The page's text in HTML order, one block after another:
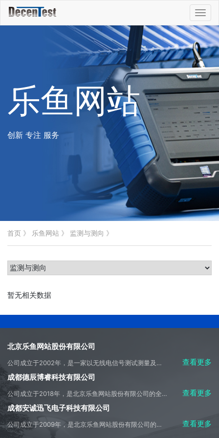
乐鱼网站
创新 专注 服务
首页 》 乐鱼网站 》 监测与测向 》
暂无相关数据
北京乐鱼网站股份有限公司
公司成立于2002年，是一家以无线电信号测试测量及侦测应用开发为主营方向，集科研、生产、系统集成、产品销售、工程施工及技术服务于一体的高科技产业实体。
查看更多
成都德辰博睿科技有限公司
公司成立于2018年，是北京乐鱼网站股份有限公司的全资子公司，是成都市天府新区重大招商引资企业，是母公司主要经营业务的承接实体。
查看更多
成都安诚迅飞电子科技有限公司
公司成立于2009年，是北京乐鱼网站股份有限公司的控股子公司，是美国是德科技公司（Keysight Technologies）在中国内地授权的技术合作伙伴，全权负责授权区域内的是德产品的销售、售前和售后技术支持及服务。 查看更多